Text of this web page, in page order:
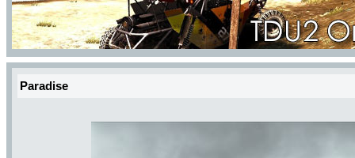
Paradise